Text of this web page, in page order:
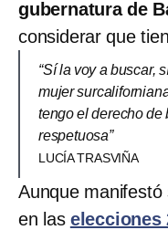
gubernatura de
considerar que
“Sí la voy a buscar,
mujer
tengo el derecho de
respetuosa”
LUCÍA TRASVIÑA
Aunque
en las elecciones